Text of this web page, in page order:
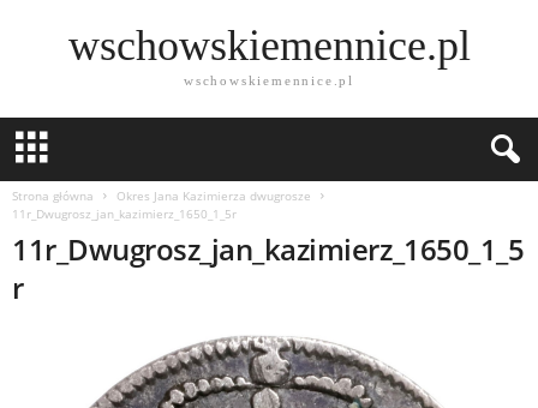
wschowskiemennice.pl
wschowskiemennice.pl
Strona główna
Okres Jana Kazimierza dwugrosze
11r_Dwugrosz_jan_kazimierz_1650_1_5r
11r_Dwugrosz_jan_kazimierz_1650_1_5
r